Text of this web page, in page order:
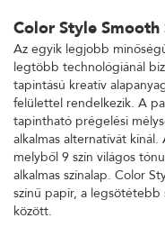
Color Style Smooth
Az egyik legjobb
legtöbb technológiánál
tapintású kreatív
felülettel rendelkezik. A
tapintható prégelési
alkalmas alternatívát
melyből 9 szín világos
alkalmas színalap. Color
színű papír, a legsötétebb
között.